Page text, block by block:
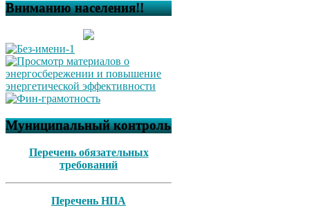
Вниманию населения!!
Муниципальный контроль
Перечень обязательных
требований
Перечень НПА